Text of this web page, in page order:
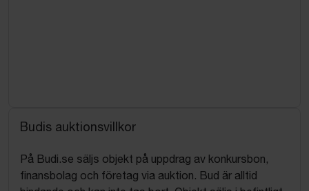
Budis auktionsvillkor
På Budi.se säljs objekt på uppdrag av konkursbon,
finansbolag och företag via auktion. Bud är alltid